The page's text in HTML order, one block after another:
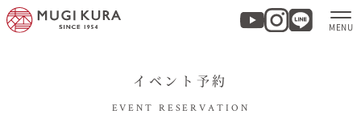
イベント予約
EVENT RESERVATION